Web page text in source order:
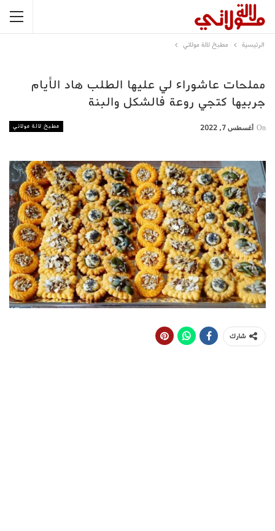
الرئيسية مطبخ لالة مولاتي
مملحات عاشوراء لي عليها الطلب هاد الأيام
جربيها كتجي روعة فالشكل والبنة
مطبخ لالة مولاتي On أغسطس 7, 2022
شارك